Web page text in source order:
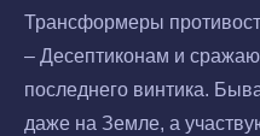
Трансформеры
– Десептиконам и
последнего винтика.
даже на Земле, а